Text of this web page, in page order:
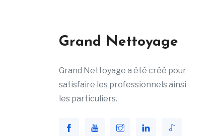
Grand Nettoyage
Grand Nettoyage a été créé pour
satisfaire les professionnels ainsi
les particuliers.